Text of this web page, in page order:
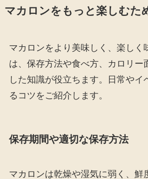
マカロンをもっと楽しむた
マカロンをより美味しく、楽しく
は、保存方法や食べ方、カロリー
した知識が役立ちます。日常やイ
るコツをご紹介します。
保存期間や適切な保存方法
マカロンは乾燥や湿気に弱く、鮮